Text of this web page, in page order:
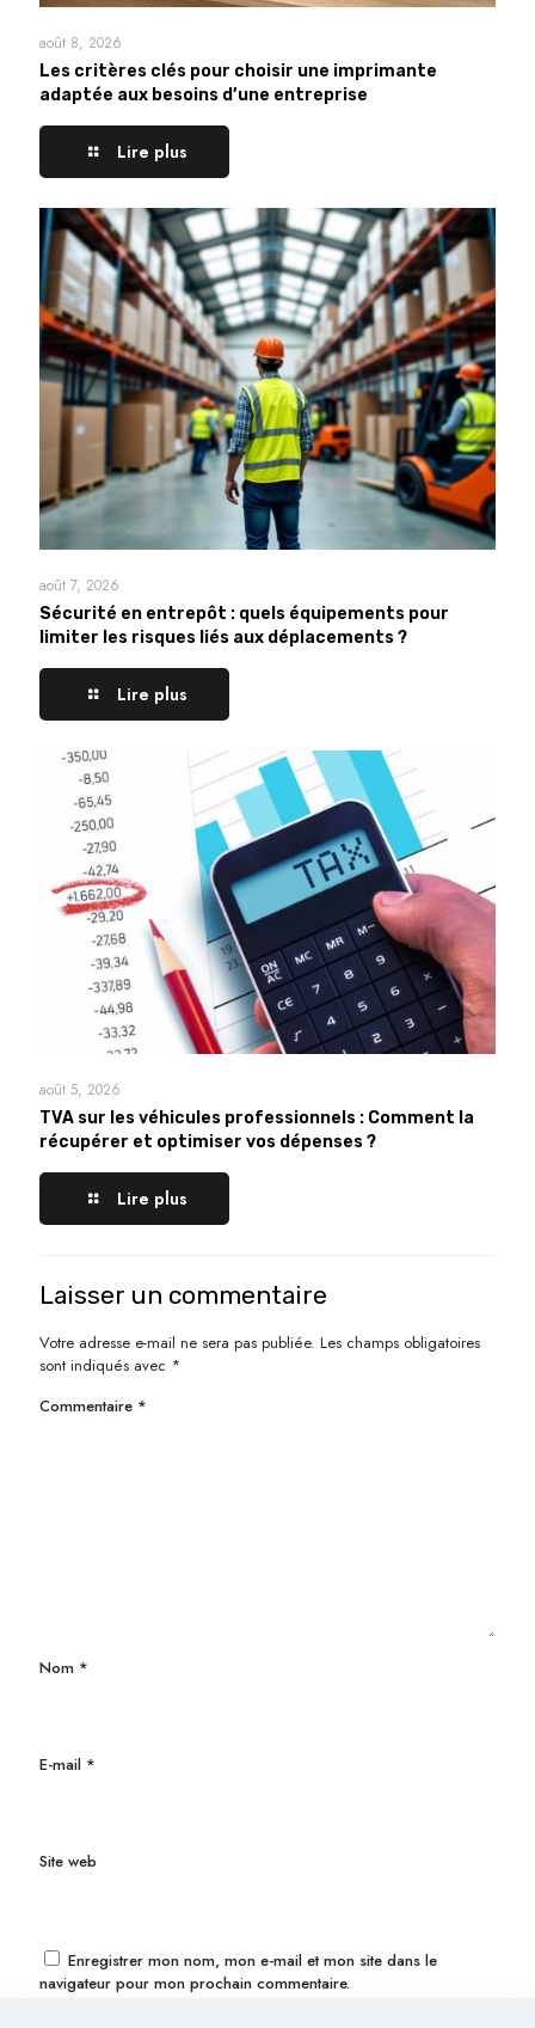
août 8, 2026
Les critères clés pour choisir une imprimante
adaptée aux besoins d’une entreprise
Lire plus
août 7, 2026
Sécurité en entrepôt : quels équipements pour
limiter les risques liés aux déplacements ?
Lire plus
août 5, 2026
TVA sur les véhicules professionnels : Comment la
récupérer et optimiser vos dépenses ?
Lire plus
Laisser un commentaire
Votre adresse e-mail ne sera pas publiée. Les champs obligatoires
sont indiqués avec *
Commentaire *
Nom *
E-mail *
Site web
Enregistrer mon nom, mon e-mail et mon site dans le
navigateur pour mon prochain commentaire.